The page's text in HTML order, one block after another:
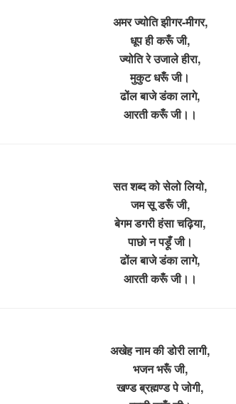
अमर ज्योति झीगर-मीगर,
धूप ही करूँ जी,
ज्योति रे उजाले हीरा,
मुकुट धरूँ जी।
ढोंल बाजे डंका लागे,
आरती करूँ जी।।
सत शब्द को सेलो लियो,
जम सू डरूँ जी,
बेगम डगरी हंसा चढ़िया,
पाछो न पड़ूँ जी।
ढोंल बाजे डंका लागे,
आरती करूँ जी।।
अखेह नाम की डोरी लागी,
भजन भरूँ जी,
खण्ड ब्रह्मण्ड पे जोगी,